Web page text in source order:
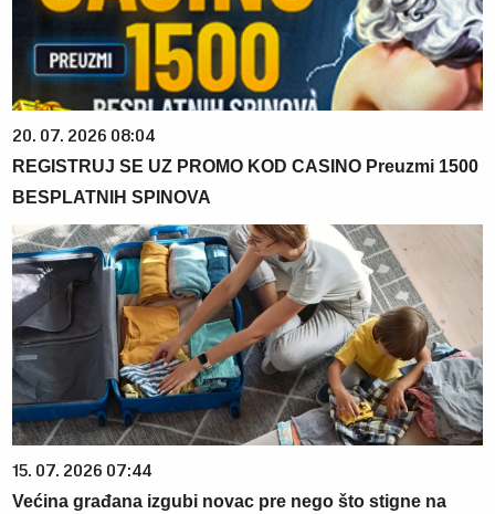
20. 07. 2026 08:04
REGISTRUJ SE UZ PROMO KOD CASINO Preuzmi 1500
BESPLATNIH SPINOVA
15. 07. 2026 07:44
Većina građana izgubi novac pre nego što stigne na